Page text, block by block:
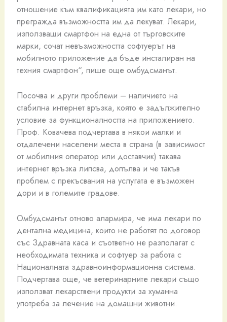
отношение към квалификацията им като лекари, но
прегражда възможността им да лекуват. Лекари,
използващи смартфон на една от търговските
марки, сочат невъзможността софтуерът на
мобилното приложение да бъде инсталиран на
техния смартфон“, пише още омбудсманът.
Посочва и други проблеми – наличието на
стабилна интернет връзка, която е задължително
условие за функционалността на приложението.
Проф. Ковачева подчертава в някои малки и
отдалечени населени места в страна (в зависимост
от мобилния оператор или доставчик) такава
интернет връзка липсва, допълва и че такъв
проблем с прекъсвания на услугата е възможен
дори и в големите градове.
Омбудсманът отново алармира, че има лекари по
дентална медицина, които не работят по договор
със Здравната каса и съответно не разполагат с
необходимата техника и софтуер за работа с
Националната здравноинформационна система.
Подчертава още, че ветеринарните лекари също
използват лекарствени продукти за хуманна
употреба за лечение на домашни животни.